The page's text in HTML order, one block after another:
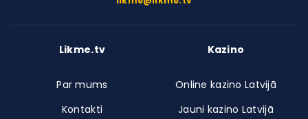
Likme.tv
Par mums
Kontakti
Kazino
Online kazino Latvijā
Jauni kazino Latvijā